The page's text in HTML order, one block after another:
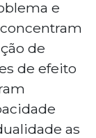
e
de
de efeito
as